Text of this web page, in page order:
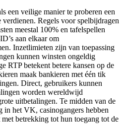
een veilige manier te proberen een
verdienen. Regels voor spelbijdragen
meestal 100% en tafelspellen
aan elkaar om
Inzetlimieten zijn van toepassing
kunnen winsten ongeldig
RTP betekent betere kansen op de
maak bankieren met één tik
Direct, gebruikers kunnen
worden wereldwijd
uitbetalingen. Te midden van de
in het VK, casinogangers hebben
betrekking tot hun toegang tot de